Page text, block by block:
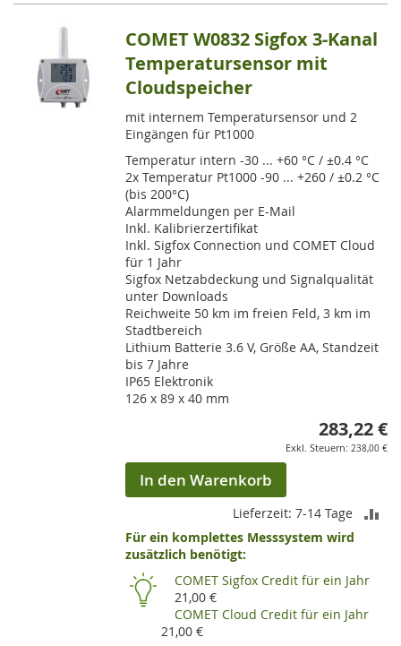
COMET W0832 Sigfox 3-Kanal
Temperatursensor mit
Cloudspeicher
mit internem Temperatursensor und 2
Eingängen für Pt1000
Temperatur intern -30 ... +60 °C / ±0.4 °C
2x Temperatur Pt1000 -90 ... +260 / ±0.2 °C
(bis 200°C)
Alarmmeldungen per E-Mail
Inkl. Kalibrierzertifikat
Inkl. Sigfox Connection und COMET Cloud
für 1 Jahr
Sigfox Netzabdeckung und Signalqualität
unter Downloads
Reichweite 50 km im freien Feld, 3 km im
Stadtbereich
Lithium Batterie 3.6 V, Größe AA, Standzeit
bis 7 Jahre
IP65 Elektronik
126 x 89 x 40 mm
283,22 €
238,00 €
In den Warenkorb
Lieferzeit: 7-14 Tage
Für ein komplettes Messsystem wird
zusätzlich benötigt:
COMET Sigfox Credit für ein Jahr
21,00 €
COMET Cloud Credit für ein Jahr
21,00 €